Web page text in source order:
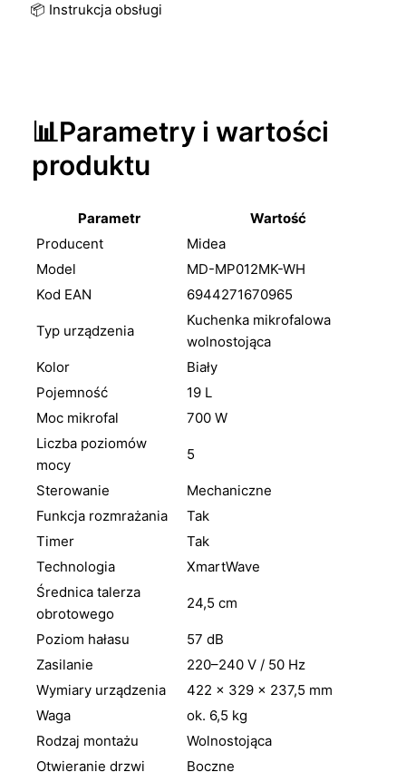
📦 Instrukcja obsługi
📊Parametry i wartości
produktu
Parametr
Wartość
Producent
Midea
Model
MD-MP012MK-WH
Kod EAN
6944271670965
Typ urządzenia
Kuchenka mikrofalowa
wolnostojąca
Kolor
Biały
Pojemność
19 L
Moc mikrofal
700 W
Liczba poziomów
mocy
5
Sterowanie
Mechaniczne
Funkcja rozmrażania
Tak
Timer
Tak
Technologia
XmartWave
Średnica talerza
obrotowego
24,5 cm
Poziom hałasu
57 dB
Zasilanie
220–240 V / 50 Hz
Wymiary urządzenia
422 × 329 × 237,5 mm
Waga
ok. 6,5 kg
Rodzaj montażu
Wolnostojąca
Otwieranie drzwi
Boczne